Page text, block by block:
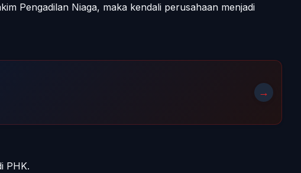
Pengadilan Niaga, maka kendali perusahaan menjadi
→
PHK.